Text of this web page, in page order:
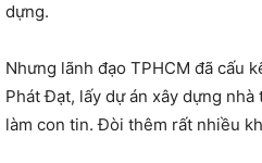
dựng.
Nhưng lãnh đạo TPHCM đã cấu
Phát Đạt, lấy dự án xây dựng
làm con tin. Đòi thêm rất nhiều